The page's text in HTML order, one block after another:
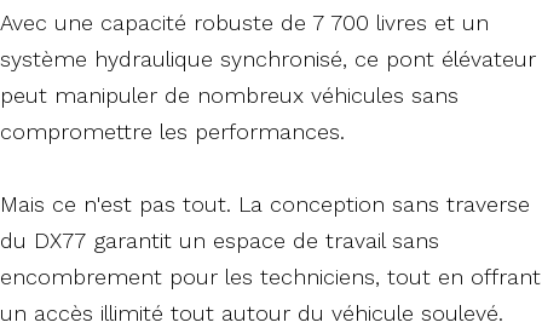
Avec une capacité robuste de 7 700 livres et un
système hydraulique synchronisé, ce pont élévateur
peut manipuler de nombreux véhicules sans
compromettre les performances.
Mais ce n'est pas tout. La conception sans traverse
du DX77 garantit un espace de travail sans
encombrement pour les techniciens, tout en offrant
un accès illimité tout autour du véhicule soulevé.